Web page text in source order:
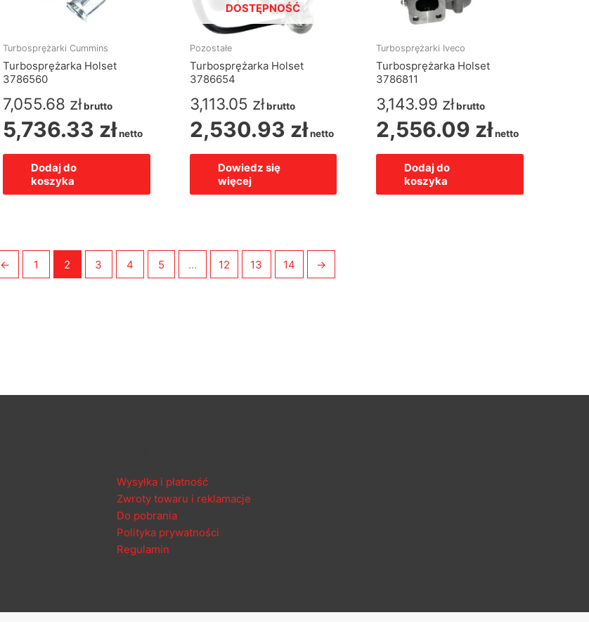
Turbosprężarki Cummins
Turbosprężarka Holset
3786560
7,055.68 złbrutto
5,736.33 złnetto
Dodaj do
koszyka
DOSTĘPNOŚĆ
Pozostałe
Turbosprężarka Holset
3786654
3,113.05 zł brutto
2,530.93 zł netto
Dowiedz się
więcej
Turbosprężarki Iveco
Turbosprężarka Holset
3786811
3,143.99 złbrutto
2,556.09 złnetto
Dodaj do
koszyka
← 1 2 3 4 5 … 12 13 14 →
Wysyłka i płatność
Zwroty towaru i reklamacje
Do pobrania
Polityka prywatności
Regulamin